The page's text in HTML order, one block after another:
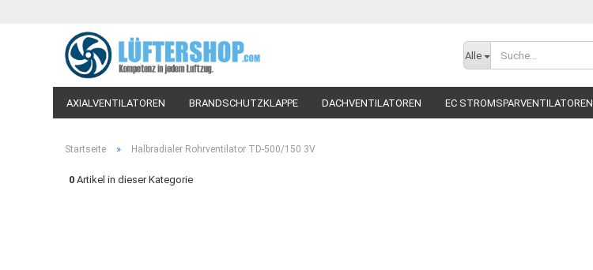
Alle
AXIALVENTILATOREN BRANDSCHUTZKLAPPE DACHVENTILATOREN EC STROMSPARVENTILATOREN
Startseite » Halbradialer Rohrventilator TD-500/150 3V
0 Artikel in dieser Kategorie